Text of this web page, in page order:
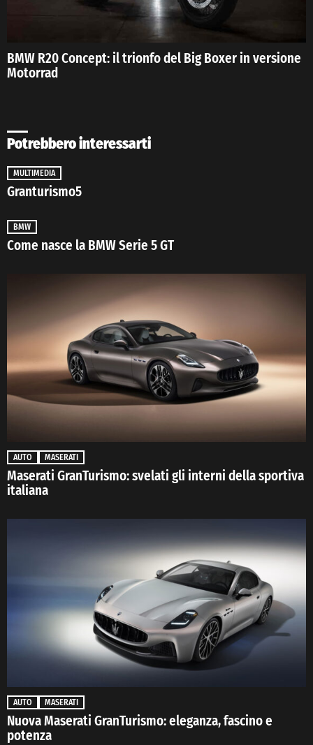
BMW R20 Concept: il trionfo del Big Boxer in versione
Motorrad
Potrebbero interessarti
MULTIMEDIA
Granturismo5
BMW
Come nasce la BMW Serie 5 GT
AUTO MASERATI
Maserati GranTurismo: svelati gli interni della sportiva
italiana
AUTO MASERATI
Nuova Maserati GranTurismo: eleganza, fascino e
potenza